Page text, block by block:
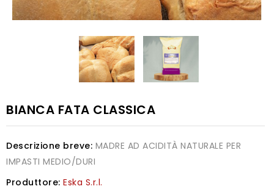
BIANCA FATA CLASSICA
Descrizione breve: MADRE AD ACIDITÀ NATURALE PER
IMPASTI MEDIO/DURI
Produttore: Eska S.r.l.